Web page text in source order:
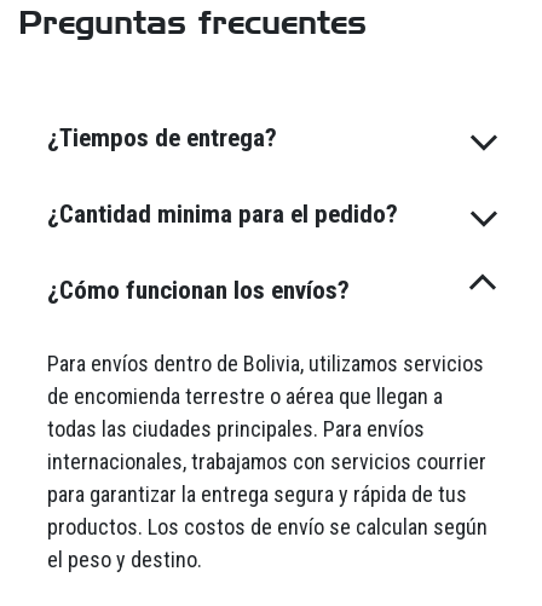
Preguntas frecuentes
¿Tiempos de entrega?
¿Cantidad minima para el pedido?
¿Cómo funcionan los envíos?
Para envíos dentro de Bolivia, utilizamos servicios
de encomienda terrestre o aérea que llegan a
todas las ciudades principales. Para envíos
internacionales, trabajamos con servicios courrier
para garantizar la entrega segura y rápida de tus
productos. Los costos de envío se calculan según
el peso y destino.